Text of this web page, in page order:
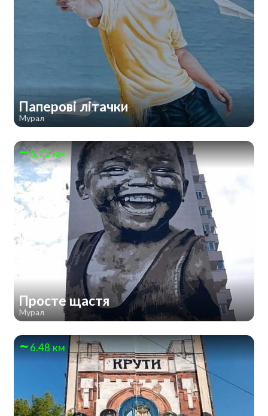
Паперові літачки
Мурал
5.71 км
Просте щастя
Мурал
6.48 км